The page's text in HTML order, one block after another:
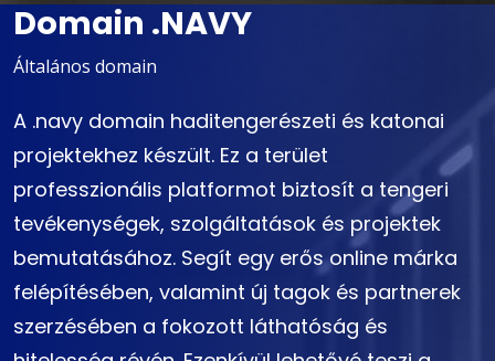
Domain .NAVY
Általános domain
A .navy domain haditengerészeti és katonai
projektekhez készült. Ez a terület
professzionális platformot biztosít a tengeri
tevékenységek, szolgáltatások és projektek
bemutatásához. Segít egy erős online márka
felépítésében, valamint új tagok és partnerek
szerzésében a fokozott láthatóság és